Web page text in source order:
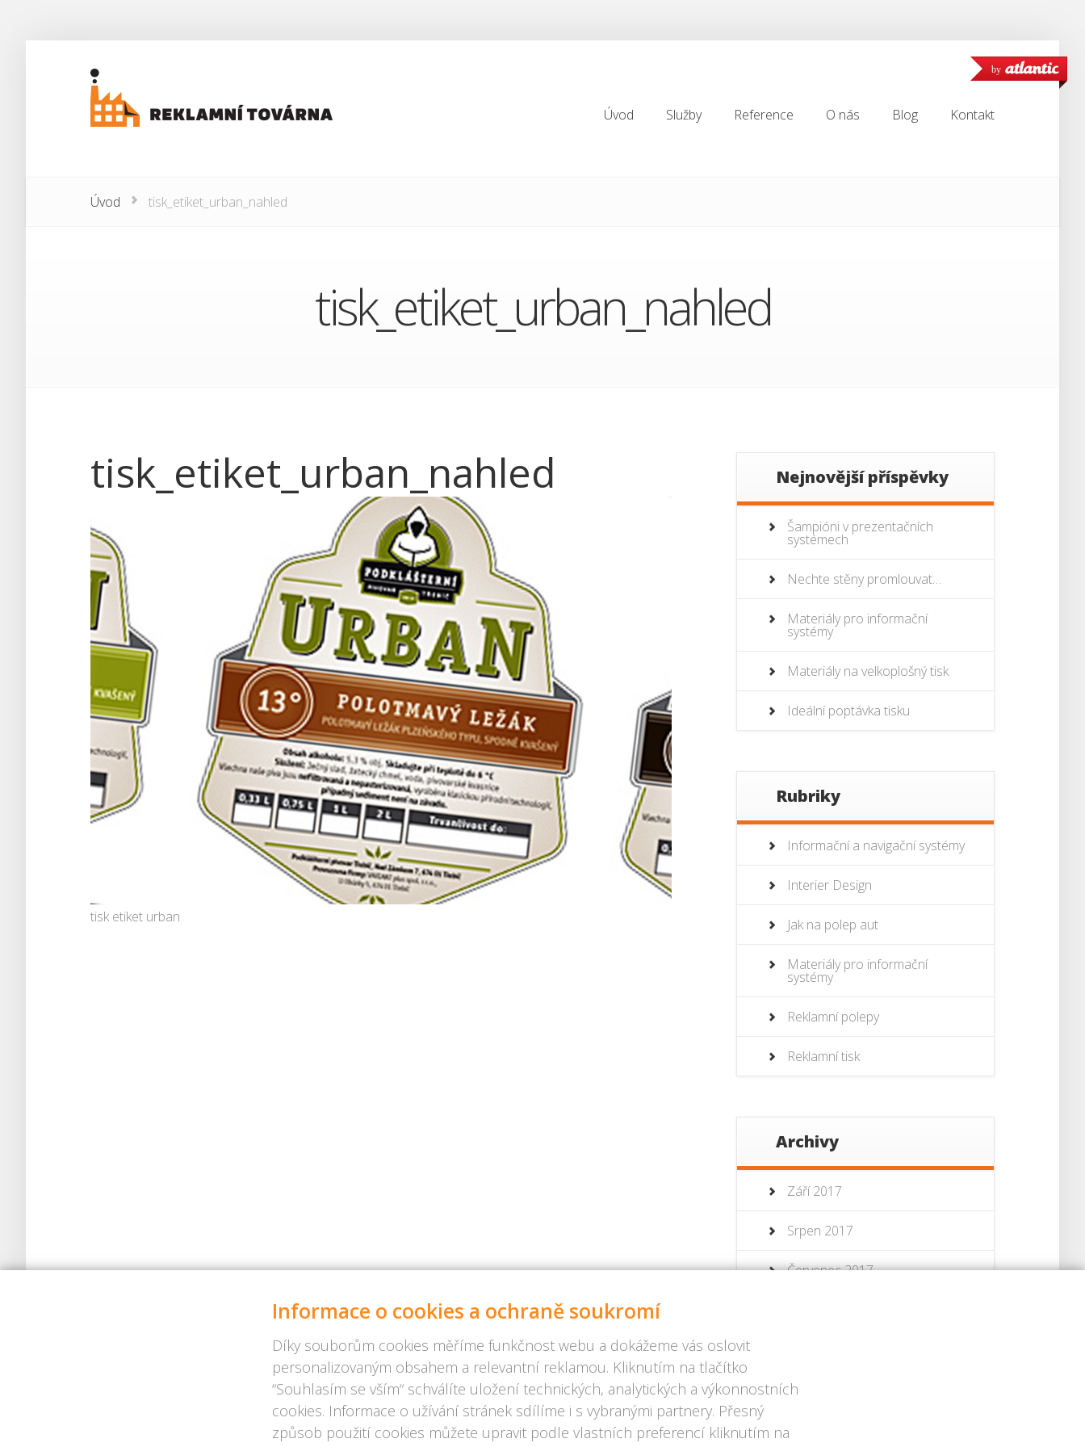
by
Úvod
Služby
Reference
O nás
Blog
Kontakt
Úvod tisk_etiket_urban_nahled
tisk_etiket_urban_nahled
tisk_etiket_urban_nahled
tisk etiket urban
Nejnovější příspěvky
Šampióni v prezentačních
systémech
Nechte stěny promlouvat…
Materiály pro informační
systémy
Materiály na velkoplošný tisk
Ideální poptávka tisku
Rubriky
Informační a navigační systémy
Interier Design
Jak na polep aut
Materiály pro informační
systémy
Reklamní polepy
Reklamní tisk
Archivy
Září 2017
Srpen 2017
Červenec 2017
Informace o cookies a ochraně soukromí
Díky souborům cookies měříme funkčnost webu a dokážeme vás oslovit
personalizovaným obsahem a relevantní reklamou. Kliknutím na tlačítko
“Souhlasím se vším“ schválíte uložení technických, analytických a výkonnostních
cookies. Informace o užívání stránek sdílíme i s vybranými partnery. Přesný
způsob použití cookies můžete upravit podle vlastních preferencí kliknutím na